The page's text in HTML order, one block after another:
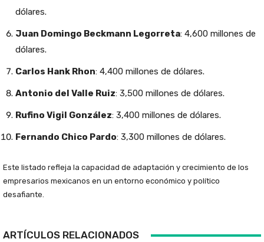
dólares.
Juan Domingo Beckmann Legorreta: 4,600 millones de
dólares.
Carlos Hank Rhon: 4,400 millones de dólares.
Antonio del Valle Ruiz: 3,500 millones de dólares.
Rufino Vigil González: 3,400 millones de dólares.
Fernando Chico Pardo: 3,300 millones de dólares.
Este listado refleja la capacidad de adaptación y crecimiento de los
empresarios mexicanos en un entorno económico y político
desafiante.
ARTÍCULOS RELACIONADOS